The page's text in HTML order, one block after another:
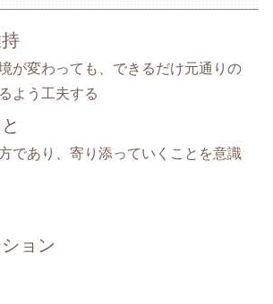
が変わっても、できるだけ元通りの
よう工夫する
であり、寄り添っていくことを意識
ョン